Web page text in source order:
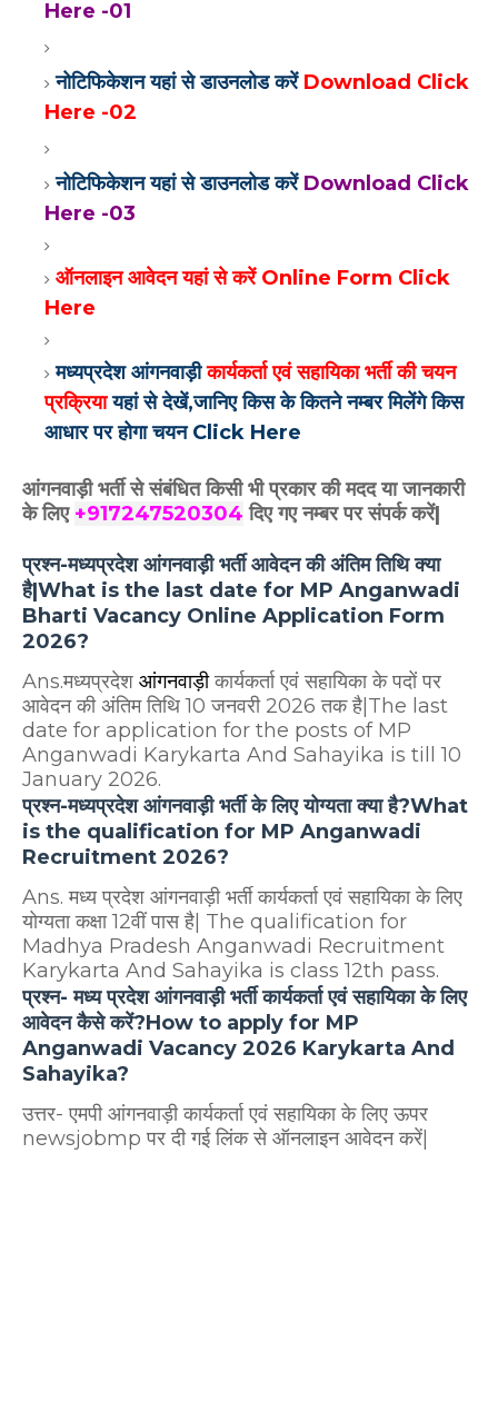
Here -01
नोटिफिकेशन यहां से डाउनलोड करें Download Click
Here -02
नोटिफिकेशन यहां से डाउनलोड करें Download Click
Here -03
ऑनलाइन आवेदन यहां से करें Online Form Click
Here
मध्यप्रदेश आंगनवाड़ीकार्यकर्ता एवं सहायिका भर्ती की चयन
प्रक्रियायहां से देखें,जानिए किस के कितने नम्बर मिलेंगे किस
आधार पर होगा चयन Click Here
आंगनवाड़ी भर्ती से संबंधित किसी भी प्रकार की मदद या जानकारी
केलिए +917247520304 दिए गए नम्बर पर संपर्क करें|
प्रश्न-मध्यप्रदेश आंगनवाड़ी भर्ती आवेदन की अंतिम तिथि क्या
है|What is the last date for MP Anganwadi
Bharti Vacancy Online Application Form
2026?
Ans.मध्यप्रदेश आंगनवाड़ीकार्यकर्ता एवं सहायिका के पदों पर
आवेदन की अंतिम तिथि 10 जनवरी 2026 तक है|The last
date for application for the posts of MP
Anganwadi Karykarta And Sahayika is till 10
January 2026.
प्रश्न-मध्यप्रदेश आंगनवाड़ी भर्ती के लिए योग्यता क्या है?What
is the qualification for MP Anganwadi
Recruitment 2026?
Ans. मध्य प्रदेश आंगनवाड़ी भर्ती कार्यकर्ता एवं सहायिका के लिए
योग्यता कक्षा 12वीं पास है| The qualification for
Madhya Pradesh Anganwadi Recruitment
Karykarta And Sahayika is class 12th pass.
प्रश्न- मध्य प्रदेश आंगनवाड़ी भर्ती कार्यकर्ता एवं सहायिका के लिए
आवेदन कैसे करें?How to apply for MP
Anganwadi Vacancy 2026 Karykarta And
Sahayika?
उत्तर- एमपी आंगनवाड़ी कार्यकर्ता एवं सहायिका के लिए ऊपर
newsjobmp पर दी गई लिंक से ऑनलाइन आवेदन करें|